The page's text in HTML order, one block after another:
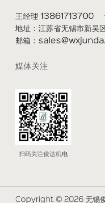
王经理 13861713700
地址：江苏省无锡市新吴
邮箱：
媒体关注
扫码关注俊达机电
Copyright © 2026 无锡俊